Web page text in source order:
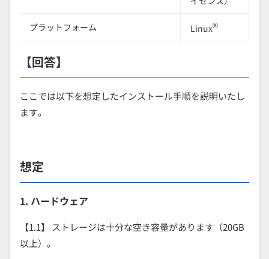
プラットフォーム Linux®
【回答】
ここでは以下を想定したインストール手順を説明いたし
ます。
想定
1. ハードウェア
【1.1】 ストレージは十分な空き容量があります（20GB
以上）。